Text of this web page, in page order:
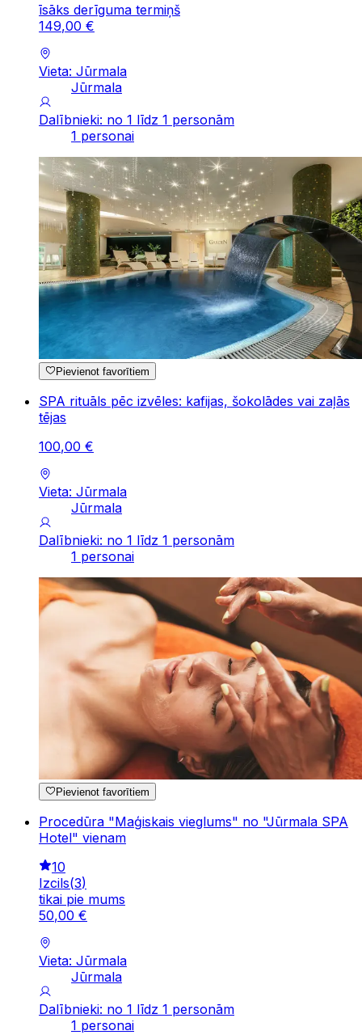
īsāks derīguma termiņš
149,00 €
Vieta: Jūrmala
Jūrmala
Dalībnieki: no 1 līdz 1 personām
1 personai
Pievienot favorītiem
SPA rituāls pēc izvēles: kafijas, šokolādes vai zaļās
tējas
100,00 €
Vieta: Jūrmala
Jūrmala
Dalībnieki: no 1 līdz 1 personām
1 personai
Pievienot favorītiem
Procedūra "Maģiskais vieglums" no "Jūrmala SPA
Hotel" vienam
10
Izcils(3)
tikai pie mums
50,00 €
Vieta: Jūrmala
Jūrmala
Dalībnieki: no 1 līdz 1 personām
1 personai